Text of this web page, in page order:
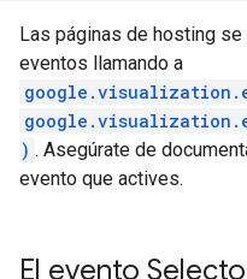
Las páginas de hosting
eventos llamando a
) . Asegúrate de
evento que actives.
El evento Selecto